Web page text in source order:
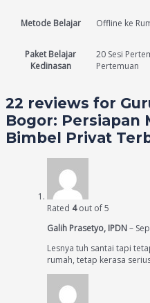
Metode Belajar Offline ke
Paket Belajar
Kedinasan
20 Sesi
Pertemuan
22 reviews for
Bogor: Persiapan
Bimbel Privat
Rated 4out of 5
Galih Prasetyo, IPDN–
Lesnya tuh santai tapi
rumah, tetap kerasa